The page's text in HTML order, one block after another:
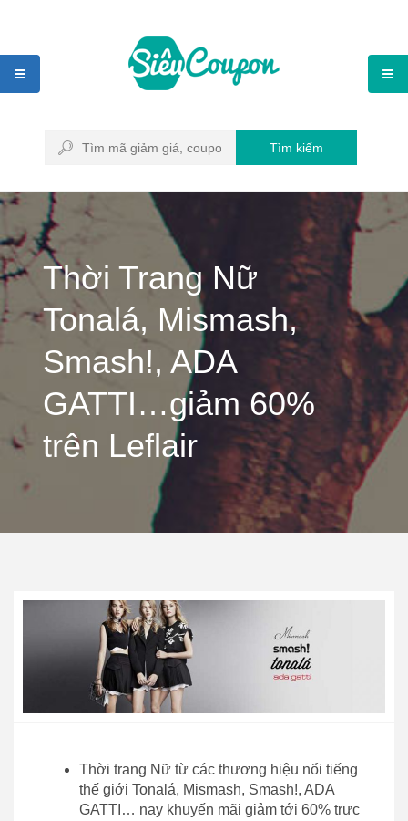
Tìm kiếm
Thời Trang Nữ
Tonalá, Mismash,
Smash!, ADA
GATTI…giảm 60%
trên Leflair
Thời trang Nữ từ các thương hiệu nổi tiếng
thế giới Tonalá, Mismash, Smash!, ADA
GATTI… nay khuyến mãi giảm tới 60% trực